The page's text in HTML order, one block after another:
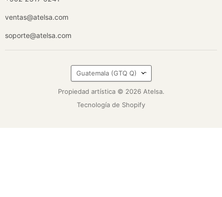
ventas@atelsa.com
soporte@atelsa.com
País
Guatemala (GTQ Q)
Propiedad artística © 2026 Atelsa.
Tecnología de Shopify